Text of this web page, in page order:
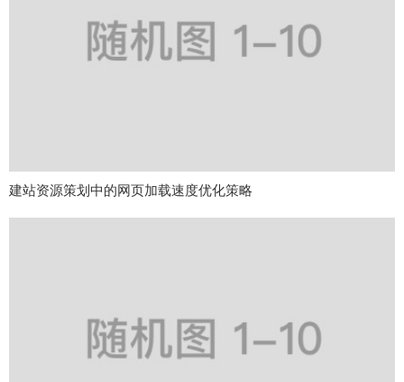
建站资源策划中的网页加载速度优化策略